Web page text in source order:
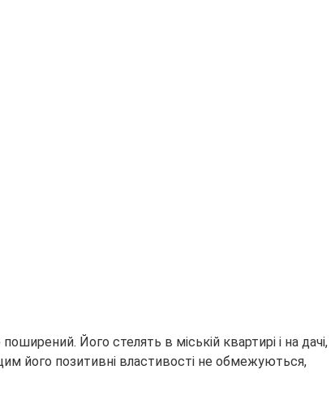
поширений. Його стелять в міській квартирі і на дачі,
його позитивні властивості не обмежуються,